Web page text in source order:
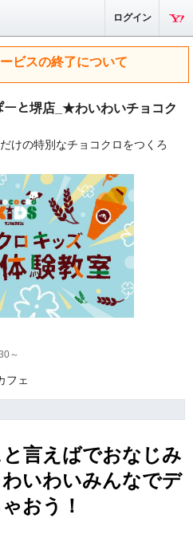
ログイン
ビスの終了について
ーと堺店_★わいわいチョコク
けの特別なチョコクロをつくろ
～
フェ
言えばでおなじみ
いわいみんなでデ
おう！